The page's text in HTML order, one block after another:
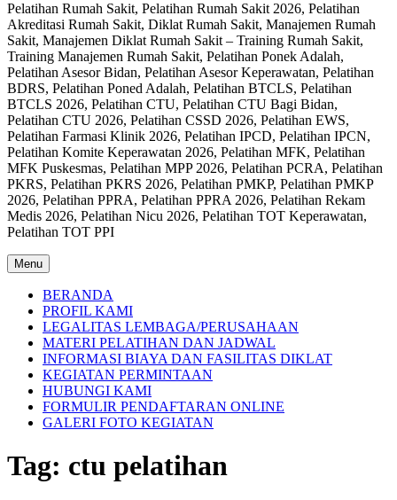
Pelatihan Rumah Sakit, Pelatihan Rumah Sakit 2026, Pelatihan
Akreditasi Rumah Sakit, Diklat Rumah Sakit, Manajemen Rumah
Sakit, Manajemen Diklat Rumah Sakit – Training Rumah Sakit,
Training Manajemen Rumah Sakit, Pelatihan Ponek Adalah,
Pelatihan Asesor Bidan, Pelatihan Asesor Keperawatan, Pelatihan
BDRS, Pelatihan Poned Adalah, Pelatihan BTCLS, Pelatihan
BTCLS 2026, Pelatihan CTU, Pelatihan CTU Bagi Bidan,
Pelatihan CTU 2026, Pelatihan CSSD 2026, Pelatihan EWS,
Pelatihan Farmasi Klinik 2026, Pelatihan IPCD, Pelatihan IPCN,
Pelatihan Komite Keperawatan 2026, Pelatihan MFK, Pelatihan
MFK Puskesmas, Pelatihan MPP 2026, Pelatihan PCRA, Pelatihan
PKRS, Pelatihan PKRS 2026, Pelatihan PMKP, Pelatihan PMKP
2026, Pelatihan PPRA, Pelatihan PPRA 2026, Pelatihan Rekam
Medis 2026, Pelatihan Nicu 2026, Pelatihan TOT Keperawatan,
Pelatihan TOT PPI
Menu
BERANDA
PROFIL KAMI
LEGALITAS LEMBAGA/PERUSAHAAN
MATERI PELATIHAN DAN JADWAL
INFORMASI BIAYA DAN FASILITAS DIKLAT
KEGIATAN PERMINTAAN
HUBUNGI KAMI
FORMULIR PENDAFTARAN ONLINE
GALERI FOTO KEGIATAN
Tag: ctu pelatihan